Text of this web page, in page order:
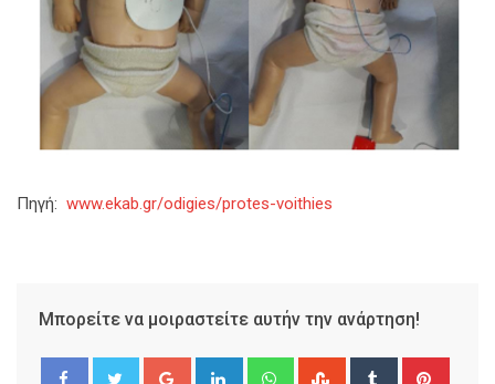
Πηγή: www.ekab.gr/odigies/protes-voithies
Μπορείτε να μοιραστείτε αυτήν την ανάρτηση!
Google+ LinkedIn WhatsappStumbleUpon
Tumblr